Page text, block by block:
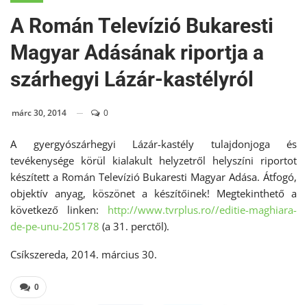
A Román Televízió Bukaresti
Magyar Adásának riportja a
szárhegyi Lázár-kastélyról
márc 30, 2014 0
A gyergyószárhegyi Lázár-kastély tulajdonjoga és
tevékenysége körül kialakult helyzetről helyszíni riportot
készített a Román Televízió Bukaresti Magyar Adása. Átfogó,
objektív anyag, köszönet a készítőinek! Megtekinthető a
következő linken: http://www.tvrplus.ro//editie-maghiara-
de-pe-unu-205178 (a 31. perctől).
Csíkszereda, 2014. március 30.
0